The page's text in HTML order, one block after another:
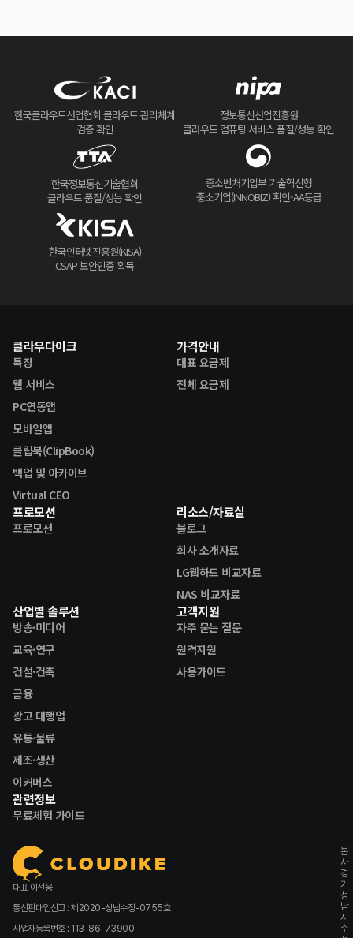
한국클라우드산업협회 클라우드 관리체계
검증 확인
정보통신산업진흥원
클라우드 컴퓨팅 서비스 품질/성능 확인
한국정보통신기술협회
클라우드 품질/성능 확인
중소벤처기업부 기술혁신형
중소기업(INNOBIZ) 확인-AA등급
한국인터넷진흥원(KISA)
CSAP 보안인증 획득
클라우다이크
특징
웹 서비스
PC연동앱
모바일앱
클립북(ClipBook)
백업 및 아카이브
Virtual CEO
가격안내
대표 요금제
전체 요금제
프로모션
프로모션
리소스/자료실
블로그
회사 소개자료
LG웹하드 비교자료
NAS 비교자료
산업별 솔루션
방송·미디어
교육·연구
건설·건축
금융
광고 대행업
유통·물류
제조·생산
이커머스
고객지원
자주 묻는 질문
원격지원
사용가이드
관련정보
무료체험 가이드
대표 이선웅
통신판매업신고 : 제2020-성남수정-0755호
사업자등록번호 : 113-86-73900
본
사
경
기
성
남
시
수